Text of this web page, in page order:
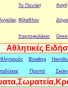
Το Ποντίκι Aυγή
Φίλαθλος
Χαρτοφυλάκιο
Αθλητικές
Bowling
Προπό Σκάκι